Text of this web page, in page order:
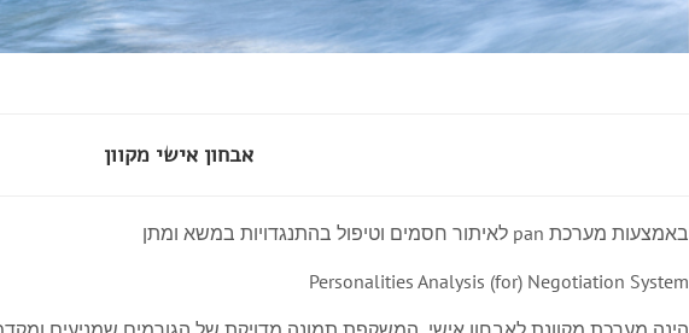
אבחון אישי מקוון
באמצעות מערכת pan לאיתור חסמים וטיפול בהתנגדויות במשא ומתן
Personalities Analysis (for) Negotiation System